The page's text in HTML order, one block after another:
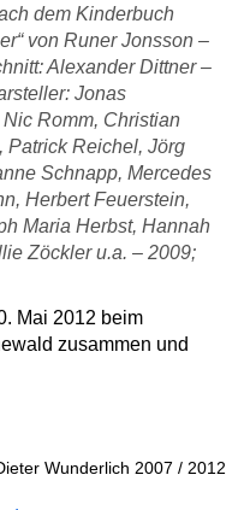
dem Kinderbuch
von Runer Jonsson –
Alexander Dittner –
Jonas
Romm, Christian
Patrick Reichel, Jörg
Schnapp, Mercedes
Herbert Feuerstein,
Maria Herbst, Hannah
Zöckler u.a. – 2009;
Mai 2012 beim
zusammen und
Wunderlich 2007 / 2012